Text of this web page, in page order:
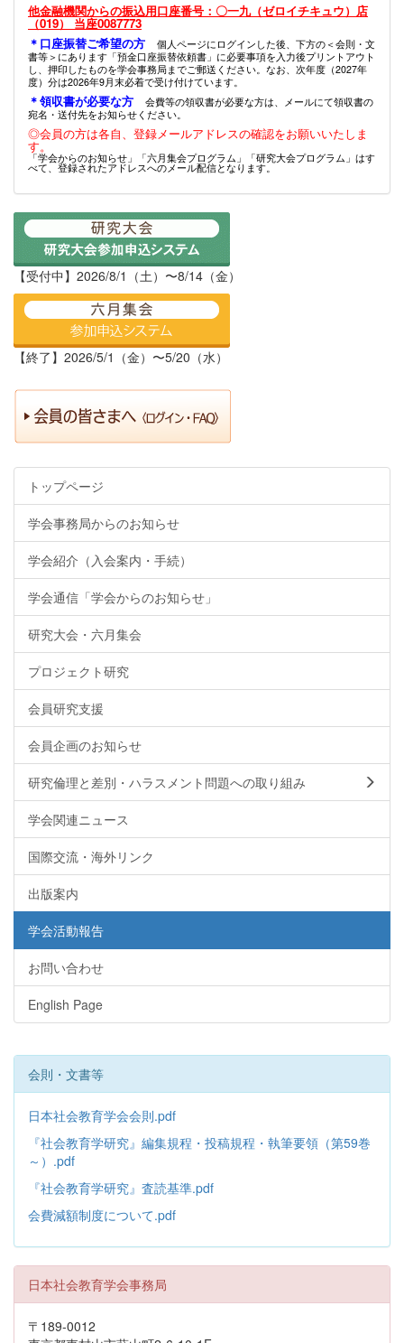
他金融機関からの振込用口座番号：〇一九（ゼロイチキュウ）店
（019） 当座0087773
＊口座振替ご希望の方
個人ページにログインした後、下方の＜会則・文
書等＞にあります「預金口座振替依頼書」に必要事項を入力後プリントアウト
し、押印したものを学会事務局までご郵送ください。なお、次年度（2027年
度）分は2026年9月末必着で受け付けています。
＊領収書が必要な方
会費等の領収書が必要な方は、メールにて領収書の
宛名・送付先をお知らせください。
◎会員の方は各自、登録メールアドレスの確認をお願いいたしま
す。
「学会からのお知らせ」「六月集会プログラム」「研究大会プログラム」はす
べて、登録されたアドレスへのメール配信となります。
【受付中】2026/8/1（土）〜8/14（金）
【終了】2026/5/1（金）〜5/20（水）
トップページ
学会事務局からのお知らせ
学会紹介（入会案内・手続）
学会通信「学会からのお知らせ」
研究大会・六月集会
プロジェクト研究
会員研究支援
会員企画のお知らせ
研究倫理と差別・ハラスメント問題への取り組み
学会関連ニュース
国際交流・海外リンク
出版案内
学会活動報告
お問い合わせ
English Page
会則・文書等
日本社会教育学会会則.pdf
『社会教育学研究』編集規程・投稿規程・執筆要領（第59巻
～）.pdf
『社会教育学研究』査読基準.pdf
会費減額制度について.pdf
日本社会教育学会事務局
〒189-0012